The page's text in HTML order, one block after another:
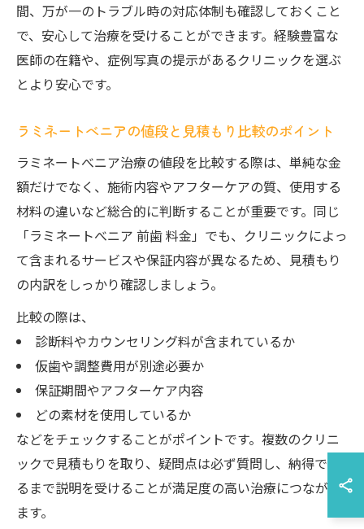
間、万が一のトラブル時の対応体制も確認しておくこと
で、安心して治療を受けることができます。経験豊富な
医師の在籍や、症例写真の提示があるクリニックを選ぶ
とより安心です。
ラミネートべニアの値段と見積もり比較のポイント
ラミネートべニア治療の値段を比較する際は、単純な金
額だけでなく、施術内容やアフターケアの質、使用する
材料の違いなど総合的に判断することが重要です。同じ
「ラミネートべニア 前歯 料金」でも、クリニックによっ
て含まれるサービスや保証内容が異なるため、見積もり
の内訳をしっかり確認しましょう。
比較の際は、
診断料やカウンセリング料が含まれているか
仮歯や調整費用が別途必要か
保証期間やアフターケア内容
どの素材を使用しているか
などをチェックすることがポイントです。複数のクリニ
ックで見積もりを取り、疑問点は必ず質問し、納得でき
るまで説明を受けることが満足度の高い治療につながり
ます。